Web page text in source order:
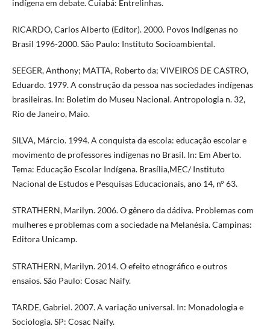
indígena em debate. Cuiabá: Entrelinhas.
RICARDO, Carlos Alberto (Editor). 2000. Povos Indígenas no
Brasil 1996-2000. São Paulo: Instituto Socioambiental.
SEEGER, Anthony; MATTA, Roberto da; VIVEIROS DE CASTRO,
Eduardo. 1979. A construção da pessoa nas sociedades indígenas
brasileiras. In: Boletim do Museu Nacional. Antropologia n. 32,
Rio de Janeiro, Maio.
SILVA, Márcio. 1994. A conquista da escola: educação escolar e
movimento de professores indígenas no Brasil. In: Em Aberto.
Tema: Educação Escolar Indígena. Brasília,MEC/ Instituto
Nacional de Estudos e Pesquisas Educacionais, ano 14, n° 63.
STRATHERN, Marilyn. 2006. O gênero da dádiva. Problemas com
mulheres e problemas com a sociedade na Melanésia. Campinas:
Editora Unicamp.
STRATHERN, Marilyn. 2014. O efeito etnográfico e outros
ensaios. São Paulo: Cosac Naify.
TARDE, Gabriel. 2007. A variação universal. In: Monadologia e
Sociologia. SP: Cosac Naify.